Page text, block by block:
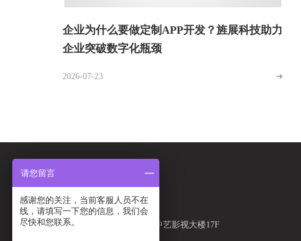
企业为什么要做定制APP开发？旌展科技助力
企业突破数字化瓶颈
2026-07-23 ➜
地址/Address
江苏省昆山市
开发区下塘路8号中艺影视大楼17F
请您留言
感谢您的关注，当前客服人员不在
线，请填写一下您的信息，我们会
尽快和您联系。